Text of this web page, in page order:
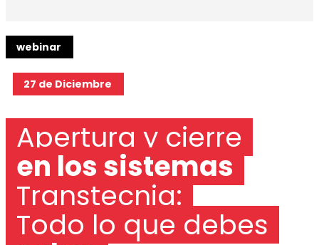
webinar
27 de Diciembre
Apertura y cierre
en los sistemas
Transtecnia:
Todo lo que debes